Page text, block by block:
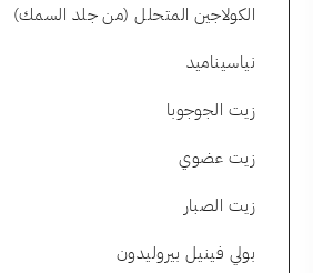
الكولاجين المتحلل (من جلد السمك)
نياسيناميد
زيت الجوجوبا
زيت عضوي
زيت الصبار
بولي فينيل بيروليدون